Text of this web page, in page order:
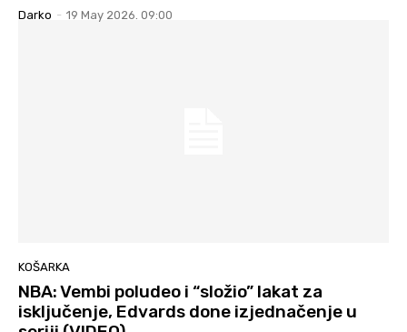
Darko - 19 May 2026. 09:00
KOŠARKA
NBA: Vembi poludeo i “složio” lakat za
isključenje, Edvards done izjednačenje u